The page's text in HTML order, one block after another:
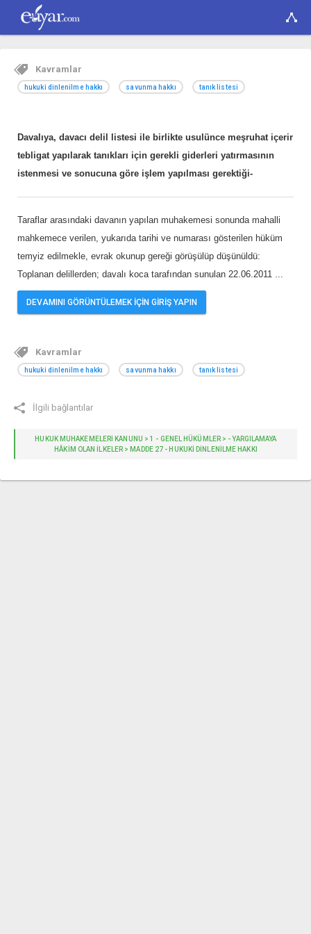
Kavramlar
hukuki dinlenilme hakkı savunma hakkı tanık listesi
Davalıya, davacı delil listesi ile birlikte usulünce meşruhat içerir
tebligat yapılarak tanıkları için gerekli giderleri yatırmasının
istenmesi ve sonucuna göre işlem yapılması gerektiği-
Taraflar arasındaki davanın yapılan muhakemesi sonunda mahalli
mahkemece verilen, yukarıda tarihi ve numarası gösterilen hüküm
temyiz edilmekle, evrak okunup gereği görüşülüp düşünüldü:
Toplanan delillerden; davalı koca tarafından sunulan 22.06.2011 ...
DEVAMINI GÖRÜNTÜLEMEK İÇİN GİRİŞ YAPIN
Kavramlar
hukuki dinlenilme hakkı savunma hakkı tanık listesi
İlgili bağlantılar
HUKUK MUHAKEMELERİ KANUNU > 1 - GENEL HÜKÜMLER > - YARGILAMAYA
HÂKIM OLAN İLKELER > MADDE 27 - HUKUKI DINLENILME HAKKI